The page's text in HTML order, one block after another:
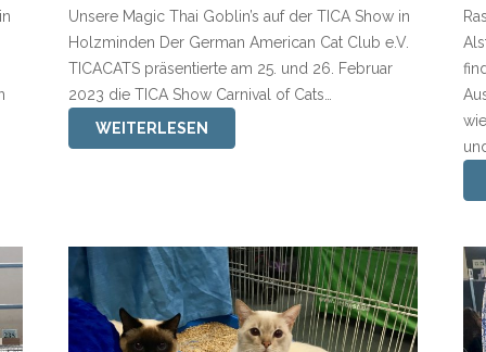
Unsere Magic Thai Goblin’s auf der TICA Show in
Holzminden Der German American Cat Club e.V.
TICACATS präsentierte am 25. und 26. Februar
2023 die TICA Show Carnival of Cats…
WEITERLESEN